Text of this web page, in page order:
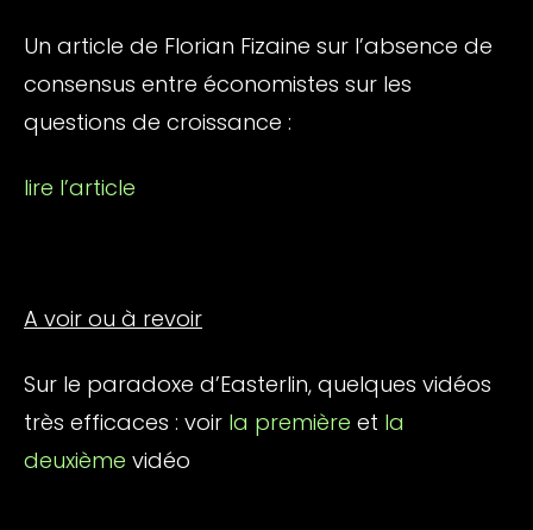
Un article de Florian Fizaine sur l’absence de
consensus entre économistes sur les
questions de croissance :
lire l’article
A voir ou à revoir
Sur le paradoxe d’Easterlin, quelques vidéos
très efficaces : voir la première et la
deuxième vidéo